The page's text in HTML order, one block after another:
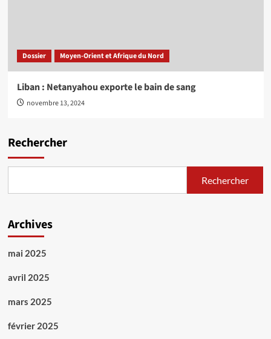
Dossier Moyen-Orient et Afrique du Nord
Liban : Netanyahou exporte le bain de sang
novembre 13, 2024
Rechercher
Rechercher
Archives
mai 2025
avril 2025
mars 2025
février 2025